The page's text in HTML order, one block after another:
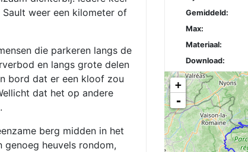
weer een kilometer of
die parkeren langs de
en langs grote delen
bord dat er een kloof zou
dat het op andere
berg midden in het
genoeg heuvels rondom,
Gemiddeld:
Max:
Materiaal:
Download:
+
-